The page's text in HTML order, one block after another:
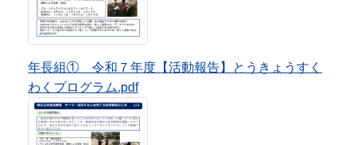
年長組② 令和７年度【活動報告】とうきょうすく
わくプログラム.pdf